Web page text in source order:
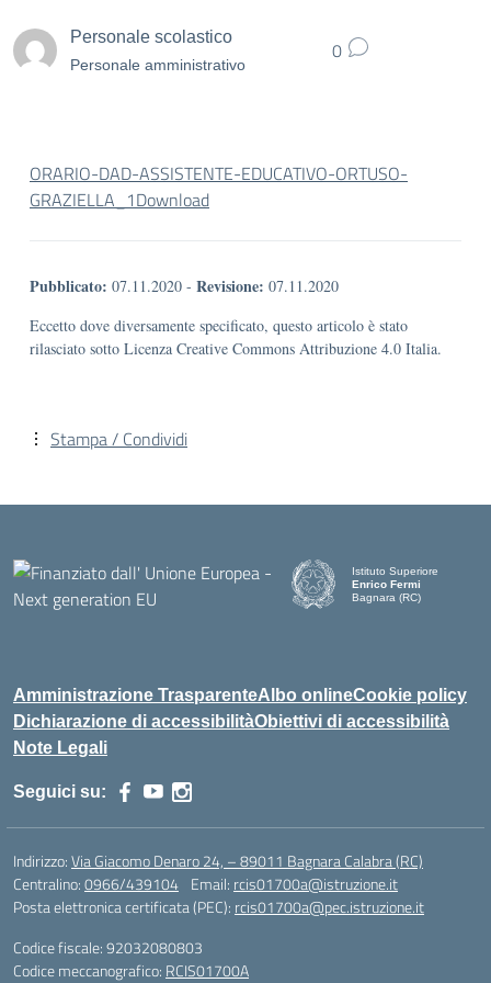
Personale scolastico
Personale amministrativo
0
ORARIO-DAD-ASSISTENTE-EDUCATIVO-ORTUSO-
GRAZIELLA_1Download
Pubblicato: 07.11.2020 - Revisione: 07.11.2020
Eccetto dove diversamente specificato, questo articolo è stato
rilasciato sotto Licenza Creative Commons Attribuzione 4.0 Italia.
Stampa / Condividi
Istituto Superiore
Enrico Fermi
Bagnara (RC)
Amministrazione TrasparenteAlbo onlineCookie policy
Dichiarazione di accessibilitàObiettivi di accessibilità
Note Legali
Seguici su:
Indirizzo:Via Giacomo Denaro 24, – 89011 Bagnara Calabra (RC)
Centralino:0966/439104 Email: rcis01700a@istruzione.it
Posta elettronica certificata (PEC): rcis01700a@pec.istruzione.it
Codice fiscale: 92032080803
Codice meccanografico: RCIS01700A